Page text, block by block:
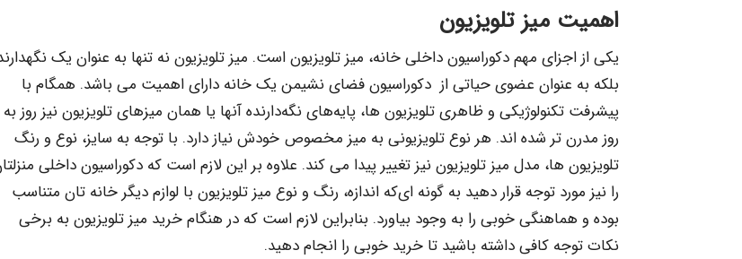
اهمیت میز تلویزیون
یکی از اجزای مهم دکوراسیون داخلی خانه، میز تلویزیون است. میز تلویزیون نه تنها به عنوان یک
بلکه به عنوان عضوی حیاتی از دکوراسیون فضای نشیمن یک خانه دارای اهمیت می باشد. همگام با
پیشرفت تکنولوژیکی و ظاهری تلویزیون ها، پایه‌های نگه‌دارنده آنها یا همان میزهای تلویزیون نیز روز به
روز مدرن تر شده اند. هر نوع تلویزیونی به میز مخصوص خودش نیاز دارد. با توجه به سایز، نوع و رنگ
تلویزیون‌ ها، مدل میز تلویزیون نیز تغییر پیدا می کند. علاوه بر این لازم است که دکوراسیون داخلی
را نیز مورد توجه قرار دهید به‌ گونه ای‌که اندازه، رنگ و نوع میز تلویزیون با لوازم دیگر خانه تان متناسب
بوده و هماهنگی خوبی را به وجود بیاورد. بنابراین لازم است که در هنگام خرید میز تلویزیون به برخی
نکات توجه کافی داشته باشید تا خرید خوبی را انجام دهید.